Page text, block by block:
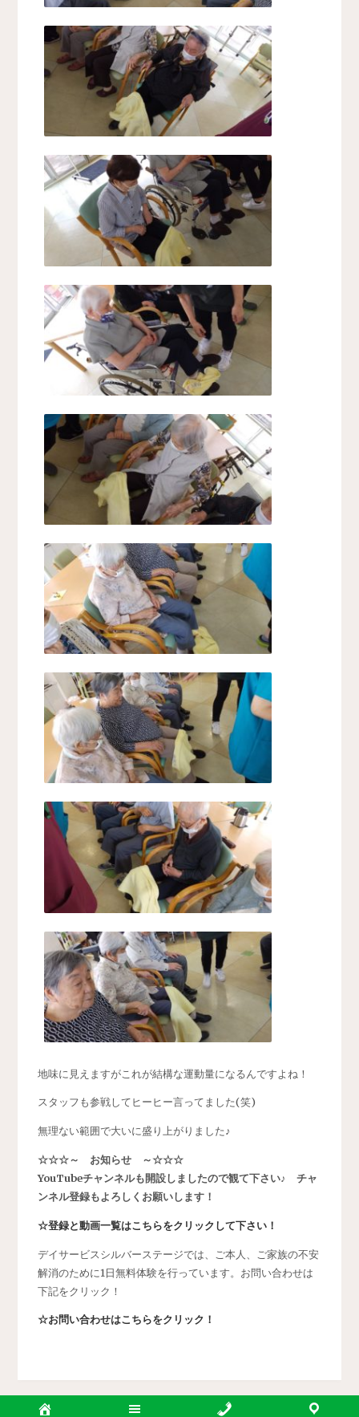
地味に見えますがこれが結構な運動量になるんですよね！
スタッフも参戦してヒーヒー言ってました(笑)
無理ない範囲で大いに盛り上がりました♪
☆☆☆～ お知らせ ～☆☆☆
YouTubeチャンネルも開設しましたので観て下さい♪ チャ
ンネル登録もよろしくお願いします！
☆登録と動画一覧はこちらをクリックして下さい！
デイサービスシルバーステージでは、ご本人、ご家族の不安
解消のために1日無料体験を行っています。お問い合わせは
下記をクリック！
☆お問い合わせはこちらをクリック！